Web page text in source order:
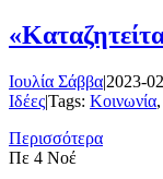
Ιουλία Σάββα|2023-
Ιδέες|Tags: Κοινωνία,
Περισσότερα
Πε 4 Νοέ